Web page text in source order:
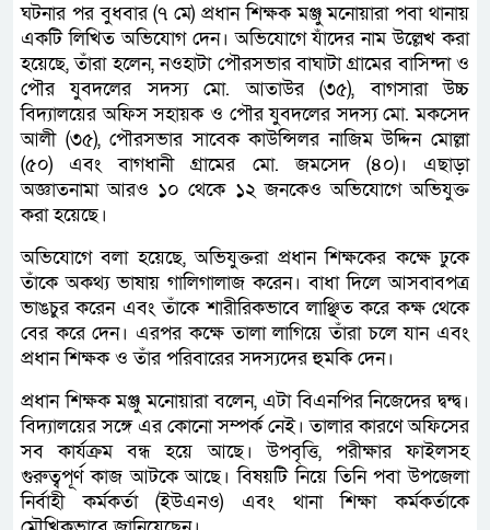
ঘটনার পর বুধবার (৭ মে) প্রধান শিক্ষক মঞ্জু মনোয়ারা পবা থানায়
একটি লিখিত অভিযোগ দেন। অভিযোগে যাঁদের নাম উল্লেখ করা
হয়েছে, তাঁরা হলেন, নওহাটা পৌরসভার বাঘাটা গ্রামের বাসিন্দা ও
পৌর যুবদলের সদস্য মো. আতাউর (৩৫), বাগসারা উচ্চ
বিদ্যালয়ের অফিস সহায়ক ও পৌর যুবদলের সদস্য মো. মকসেদ
আলী (৩৫), পৌরসভার সাবেক কাউন্সিলর নাজিম উদ্দিন মোল্লা
(৫০) এবং বাগধানী গ্রামের মো. জমসেদ (৪০)। এছাড়া
অজ্ঞাতনামা আরও ১০ থেকে ১২ জনকেও অভিযোগে অভিযুক্ত
করা হয়েছে।
অভিযোগে বলা হয়েছে, অভিযুক্তরা প্রধান শিক্ষকের কক্ষে ঢুকে
তাঁকে অকথ্য ভাষায় গালিগালাজ করেন। বাধা দিলে আসবাবপত্র
ভাঙচুর করেন এবং তাঁকে শারীরিকভাবে লাঞ্ছিত করে কক্ষ থেকে
বের করে দেন। এরপর কক্ষে তালা লাগিয়ে তাঁরা চলে যান এবং
প্রধান শিক্ষক ও তাঁর পরিবারের সদস্যদের হুমকি দেন।
প্রধান শিক্ষক মঞ্জু মনোয়ারা বলেন, এটা বিএনপির নিজেদের দ্বন্দ্ব।
বিদ্যালয়ের সঙ্গে এর কোনো সম্পর্ক নেই। তালার কারণে অফিসের
সব কার্যক্রম বন্ধ হয়ে আছে। উপবৃত্তি, পরীক্ষার ফাইলসহ
গুরুত্বপূর্ণ কাজ আটকে আছে। বিষয়টি নিয়ে তিনি পবা উপজেলা
নির্বাহী কর্মকর্তা (ইউএনও) এবং থানা শিক্ষা কর্মকর্তাকে